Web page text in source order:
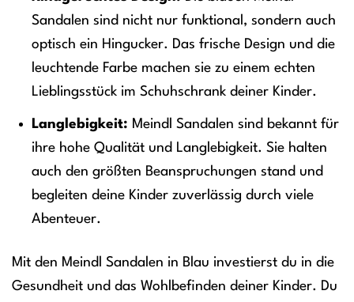
Sandalen sind nicht nur funktional, sondern auch
optisch ein Hingucker. Das frische Design und die
leuchtende Farbe machen sie zu einem echten
Lieblingsstück im Schuhschrank deiner Kinder.
Langlebigkeit: Meindl Sandalen sind bekannt für
ihre hohe Qualität und Langlebigkeit. Sie halten
auch den größten Beanspruchungen stand und
begleiten deine Kinder zuverlässig durch viele
Abenteuer.
Mit den Meindl Sandalen in Blau investierst du in die
Gesundheit und das Wohlbefinden deiner Kinder. Du